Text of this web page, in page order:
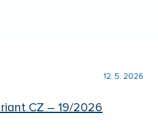
12. 5. 2026
CZ – 19/2026